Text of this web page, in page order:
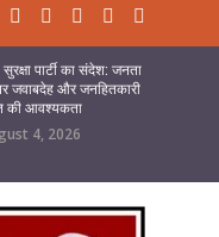
सुरक्षा पार्टी का संदेश: जनता
जवाबदेह और जनहितकारी
की आवश्यकता
4, 2026